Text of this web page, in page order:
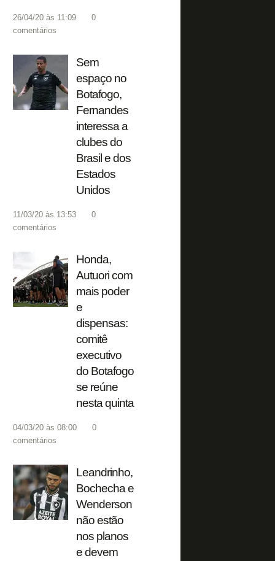
26/04/20 às 11:09
0
comentários
Sem
espaço no
Botafogo,
Fernandes
interessa a
clubes do
Brasil e dos
Estados
Unidos
11/03/20 às 13:53
0
comentários
Honda,
Autuori com
mais poder
e
dispensas:
comitê
executivo
do Botafogo
se reúne
nesta quinta
04/03/20 às 08:00
0
comentários
Leandrinho,
Bochecha e
Wenderson
não estão
nos planos
e devem